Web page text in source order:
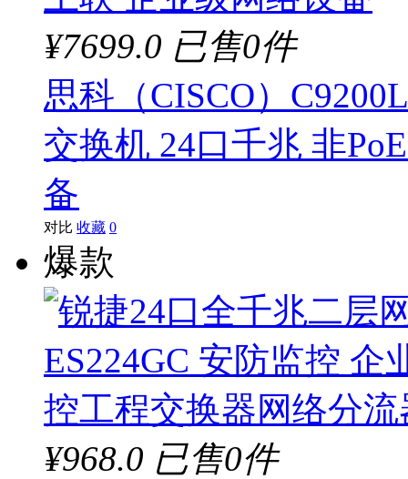
¥7699.0 已售0件
思科（CISCO）
交换机 24口千兆 非
备
对比 收藏 0
爆款
¥968.0 已售0件